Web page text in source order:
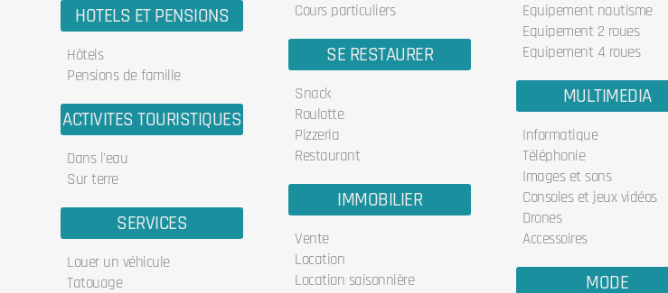
HOTELS ET PENSIONS
Hôtels
Pensions de famille
ACTIVITES TOURISTIQUES
Dans l'eau
Sur terre
SERVICES
Louer un véhicule
Tatouage
Cours particuliers
SE RESTAURER
Snack
Roulotte
Pizzeria
Restaurant
IMMOBILIER
Vente
Location
Location saisonnière
Equipement nautisme
Equipement 2 roues
Equipement 4 roues
MULTIMEDIA
Informatique
Téléphonie
Images et sons
Consoles et jeux vidéos
Drones
Accessoires
MODE